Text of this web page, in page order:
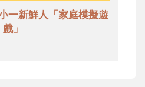
一新鮮人「家庭模擬遊
戲」